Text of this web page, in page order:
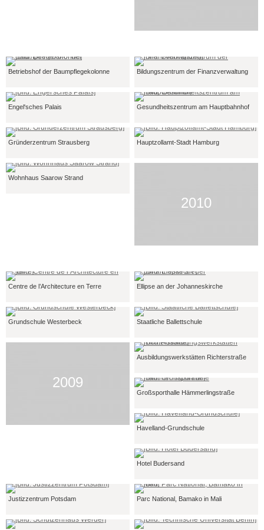
Betriebshof der Baumpflegekolonne Bildungszentrum der Finanzverwaltung
Engel'sches Palais Gesundheitszentrum am Hauptbahnhof
Gründerzentrum Strausberg Hauptzollamt-Stadt Hamburg
Wohnhaus Saarow Strand
2010
Centre de l’Architecture en Terre Ellipse an der Johanneskirche
Grundschule Westerbeck Staatliche Ballettschule
2009
Ausbildungswerkstätten Richterstraße
Großsporthalle Hämmerlingstraße
Havelland-Grundschule
Hotel Budersand
Justizzentrum Potsdam Parc National, Bamako in Mali